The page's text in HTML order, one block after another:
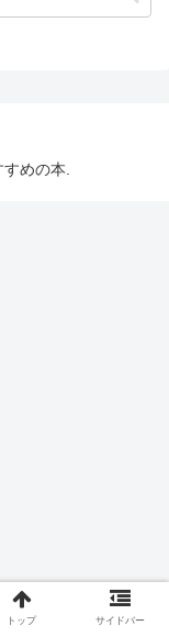
めの本.
トップ サイドバー